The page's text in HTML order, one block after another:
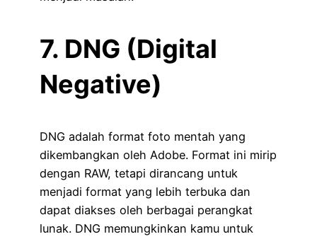
7. DNG (Digital
Negative)
DNG adalah format foto mentah yang
dikembangkan oleh Adobe. Format ini mirip
dengan RAW, tetapi dirancang untuk
menjadi format yang lebih terbuka dan
dapat diakses oleh berbagai perangkat
lunak. DNG memungkinkan kamu untuk